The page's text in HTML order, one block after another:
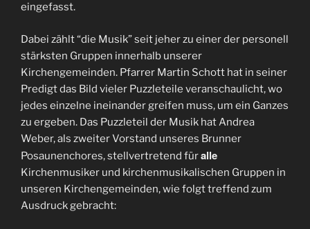
eingefasst.
Dabei zählt “die Musik” seit jeher zu einer der personell
stärksten Gruppen innerhalb unserer
Kirchengemeinden. Pfarrer Martin Schott hat in seiner
Predigt das Bild vieler Puzzleteile veranschaulicht, wo
jedes einzelne ineinander greifen muss, um ein Ganzes
zu ergeben. Das Puzzleteil der Musik hat Andrea
Weber, als zweiter Vorstand unseres Brunner
Posaunenchores, stellvertretend füralle
Kirchenmusiker und kirchenmusikalischen Gruppen in
unseren Kirchengemeinden, wie folgt treffend zum
Ausdruck gebracht: